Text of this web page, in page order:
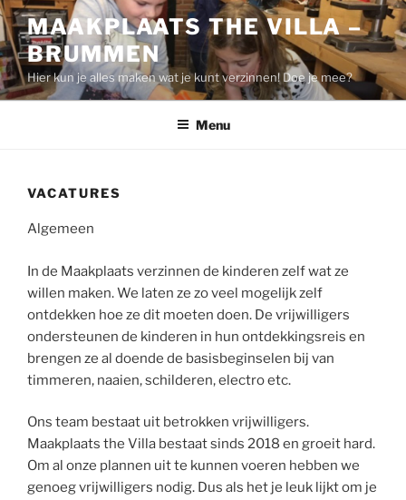
Ga
naar
de
inhoud
MAAKPLAATS THE VILLA –
BRUMMEN
Hier kun je alles maken wat je kunt verzinnen! Doe je mee?
Menu
VACATURES
Algemeen
In de Maakplaats verzinnen de kinderen zelf wat ze
willen maken. We laten ze zo veel mogelijk zelf
ontdekken hoe ze dit moeten doen. De vrijwilligers
ondersteunen de kinderen in hun ontdekkingsreis en
brengen ze al doende de basisbeginselen bij van
timmeren, naaien, schilderen, electro etc.
Ons team bestaat uit betrokken vrijwilligers.
Maakplaats the Villa bestaat sinds 2018 en groeit hard.
Om al onze plannen uit te kunnen voeren hebben we
genoeg vrijwilligers nodig. Dus als het je leuk lijkt om je